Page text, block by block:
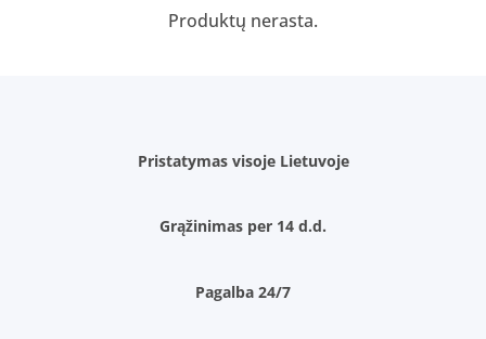
Produktų nerasta.
Pristatymas visoje Lietuvoje
Grąžinimas per 14 d.d.
Pagalba 24/7